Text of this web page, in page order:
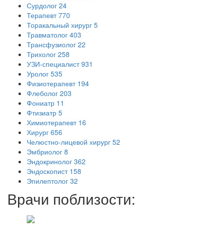
Сурдолог 24
Терапевт 770
Торакальный хирург 5
Травматолог 403
Трансфузиолог 22
Трихолог 258
УЗИ-специалист 931
Уролог 535
Физиотерапевт 194
Флеболог 203
Фониатр 11
Фтизиатр 5
Химиотерапевт 16
Хирург 656
Челюстно-лицевой хирург 52
Эмбриолог 8
Эндокринолог 362
Эндоскопист 158
Эпилептолог 32
Врачи поблизости: